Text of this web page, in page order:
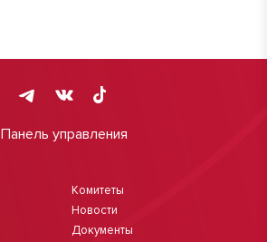
Панель управления
Комитеты
Новости
Документы